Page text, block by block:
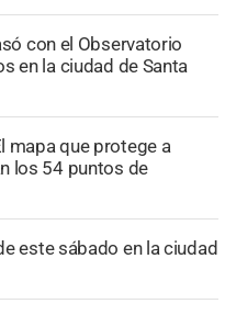
con el Observatorio
en la ciudad de Santa
mapa que protege a
los 54 puntos de
este sábado en la ciudad